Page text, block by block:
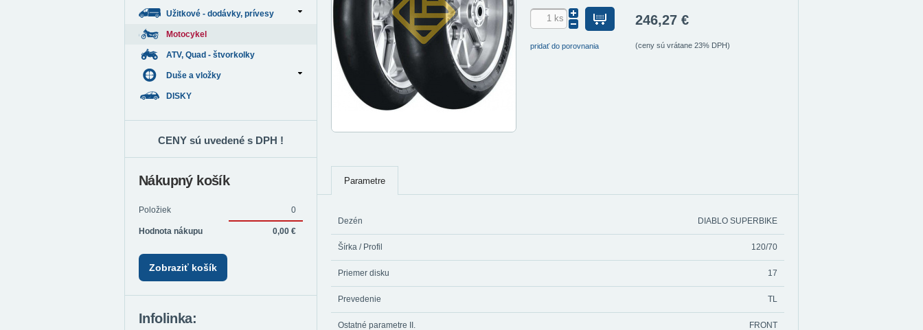
pridať do porovnania
246,27 €
(ceny sú vrátane 23% DPH)
Parametre
Dezén DIABLO SUPERBIKE
Šírka / Profil 120/70
Priemer disku 17
Prevedenie TL
Ostatné parametre II. FRONT
Užitkové - dodávky, prívesy
Motocykel
ATV, Quad - štvorkolky
Duše a vložky
DISKY
CENY sú uvedené s DPH !
Nákupný košík
Položiek 0
Hodnota nákupu 0,00 €
Zobraziť košík
Infolinka: